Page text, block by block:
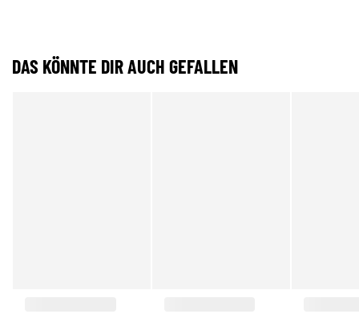
DAS KÖNNTE DIR AUCH GEFALLEN